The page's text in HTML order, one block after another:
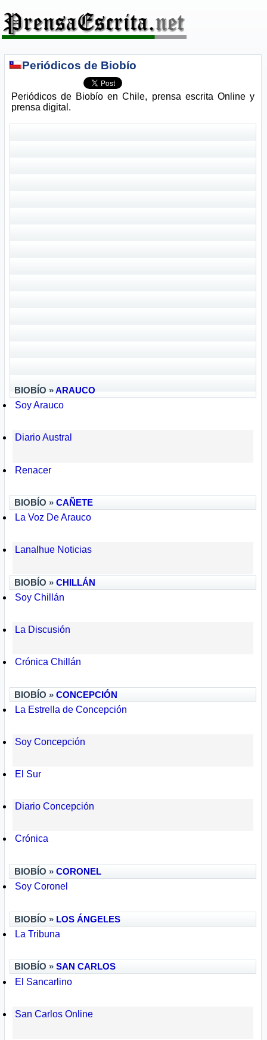
Periódicos de Biobío
Periódicos de Biobío en Chile, prensa escrita Online y
prensa digital.
BIOBÍO »ARAUCO
Soy Arauco
Diario Austral
Renacer
BIOBÍO »CAÑETE
La Voz De Arauco
Lanalhue Noticias
BIOBÍO »CHILLÁN
Soy Chillán
La Discusión
Crónica Chillán
BIOBÍO »CONCEPCIÓN
La Estrella de Concepción
Soy Concepción
El Sur
Diario Concepción
Crónica
BIOBÍO »CORONEL
Soy Coronel
BIOBÍO » LOS ÁNGELES
La Tribuna
BIOBÍO »SAN CARLOS
El Sancarlino
San Carlos Online